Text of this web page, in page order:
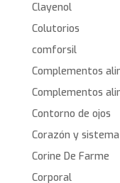
Clayenol
Colutorios
comforsil
Complementos
Complementos
Contorno de ojos
Corazón y
Corine De Farme
Corporal